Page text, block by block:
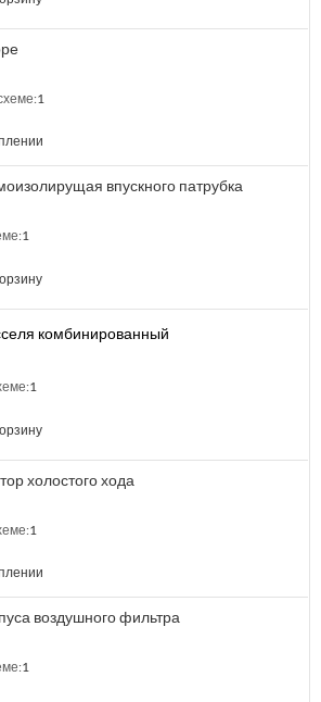
1
впускного патрубка
1
комбинированный
1
холостого хода
1
воздушного фильтра
1